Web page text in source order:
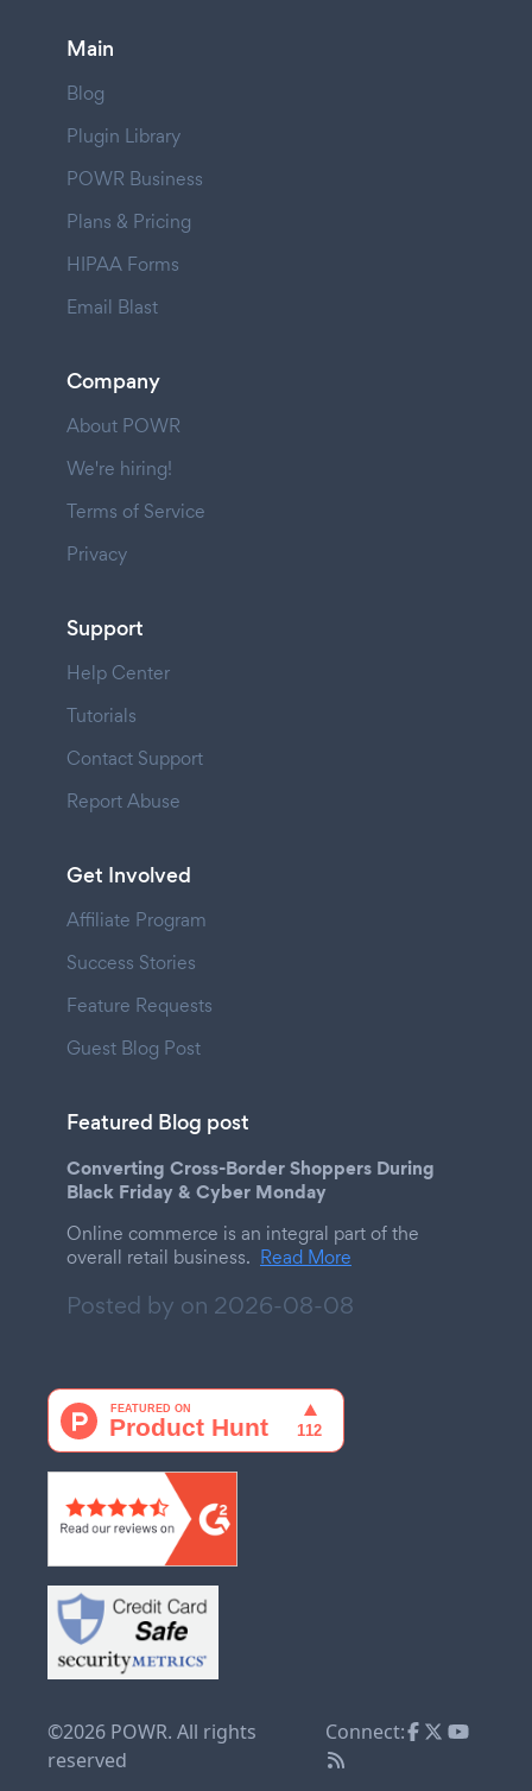
Main
Blog
Plugin Library
POWR Business
Plans & Pricing
HIPAA Forms
Email Blast
Company
About POWR
We're hiring!
Terms of Service
Privacy
Support
Help Center
Tutorials
Contact Support
Report Abuse
Get Involved
Affiliate Program
Success Stories
Feature Requests
Guest Blog Post
Featured Blog post
Converting Cross-Border Shoppers During
Black Friday & Cyber Monday
Online commerce is an integral part of the
overall retail business. Read More
Posted by on 2026-08-08
©2026 POWR. All rights
reserved
Connect: